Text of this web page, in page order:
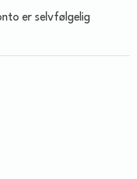
er selvfølgelig